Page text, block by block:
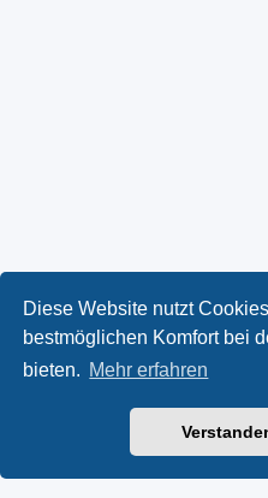
Diese Website nutzt
bestmöglichen Komfort bei
bieten. Mehr erfahren